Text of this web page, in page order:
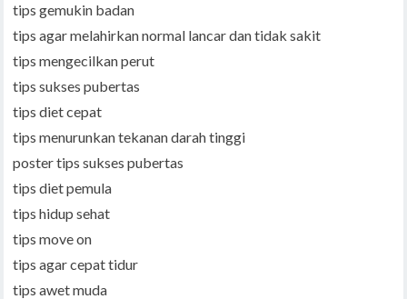
tips gemukin badan
tips agar melahirkan normal lancar dan tidak sakit
tips mengecilkan perut
tips sukses pubertas
tips diet cepat
tips menurunkan tekanan darah tinggi
poster tips sukses pubertas
tips diet pemula
tips hidup sehat
tips move on
tips agar cepat tidur
tips awet muda